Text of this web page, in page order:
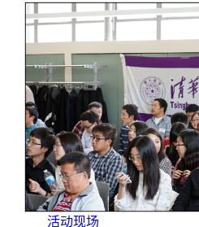
活动现场